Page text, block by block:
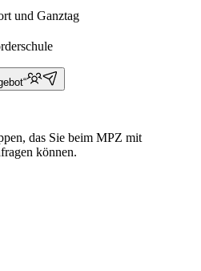
und Ganztag
das Sie beim MPZ mit
können.